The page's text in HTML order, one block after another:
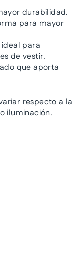
durabilidad.
para mayor
para
de vestir.
que aporta
respecto a la
iluminación.